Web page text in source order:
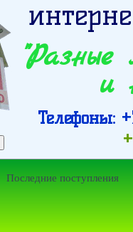
и
Телефоны:
Последние поступления